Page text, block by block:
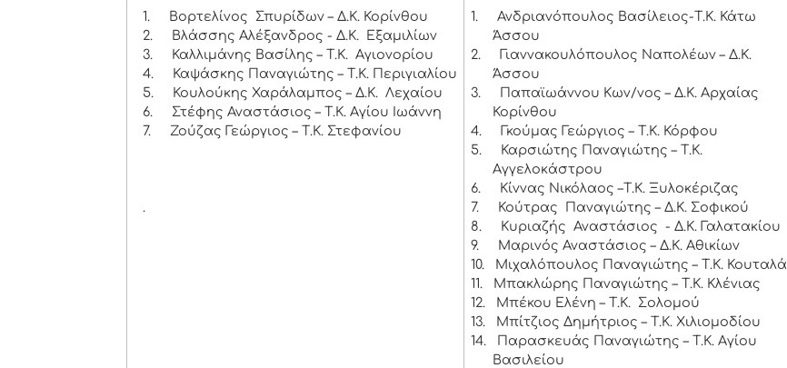
1.
Βορτελίνος Σπυρίδων – Δ.Κ. Κορίνθου
2.
Βλάσσης Αλέξανδρος - Δ.Κ. Εξαμιλίων
3.
Καλλιμάνης Βασίλης – Τ.Κ. Αγιονορίου
4.
Καψάσκης Παναγιώτης – Τ.Κ. Περιγιαλίου
5.
Κουλούκης Χαράλαμπος – Δ.Κ. Λεχαίου
6.
Στέφης Αναστάσιος – Τ.Κ. Αγίου Ιωάννη
7.
Ζούζας Γεώργιος – Τ.Κ. Στεφανίου
.
1.
Ανδριανόπουλος Βασίλειος-Τ.Κ. Κάτω
Άσσου
2.
Γιαννακουλόπουλος Ναπολέων – Δ.Κ.
Άσσου
3.
Παπαϊωάννου Κων/νος – Δ.Κ. Αρχαίας
Κορίνθου
4.
Γκούμας Γεώργιος – Τ.Κ. Κόρφου
5.
Καρσιώτης Παναγιώτης – Τ.Κ.
Αγγελοκάστρου
6.
Κίννας Νικόλαος –Τ.Κ. Ξυλοκέριζας
7.
Κούτρας Παναγιώτης – Δ.Κ. Σοφικού
8.
Κυριαζής Αναστάσιος - Δ.Κ. Γαλατακίου
9.
Μαρινός Αναστάσιος – Δ.Κ. Αθικίων
10.
Μιχαλόπουλος Παναγιώτης – Τ.Κ. Κουταλά
11.
Μπακλώρης Παναγιώτης – Τ.Κ. Κλένιας
12.
Μπέκου Ελένη – Τ.Κ. Σολομού
13.
Μπίτζιος Δημήτριος – Τ.Κ. Χιλιομοδίου
14.
Παρασκευάς Παναγιώτης – Τ.Κ. Αγίου
Βασιλείου